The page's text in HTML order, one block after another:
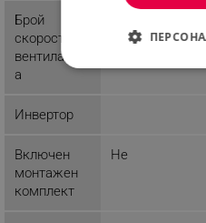
Брой
скорости на
вентилатор
а
Инвертор
Включен
монтажен
комплект
Не
СТРОГО